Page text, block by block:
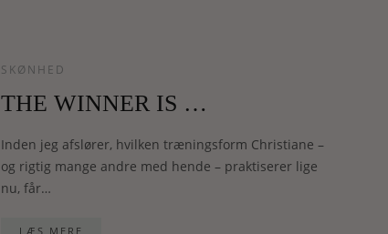
SKØNHED
THE WINNER IS …
Inden jeg afslører, hvilken træningsform Christiane –
og rigtig mange andre med hende – praktiserer lige
nu, får…
LÆS MERE